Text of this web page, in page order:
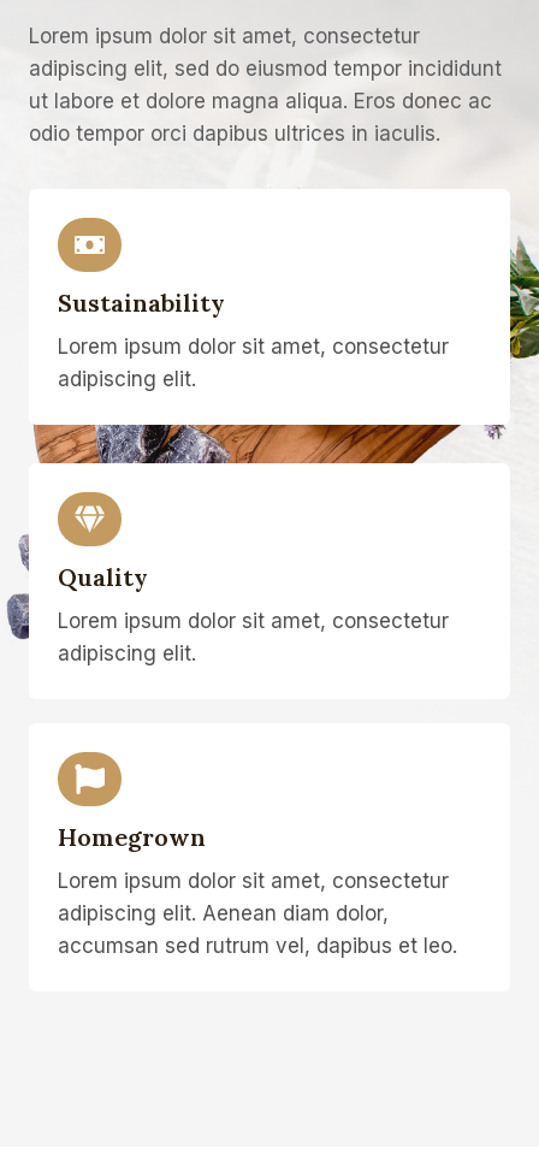
Lorem ipsum dolor sit amet, consectetur
adipiscing elit, sed do eiusmod tempor incididunt
ut labore et dolore magna aliqua. Eros donec ac
odio tempor orci dapibus ultrices in iaculis.
Sustainability
Lorem ipsum dolor sit amet, consectetur
adipiscing elit.
Quality
Lorem ipsum dolor sit amet, consectetur
adipiscing elit.
Homegrown
Lorem ipsum dolor sit amet, consectetur
adipiscing elit. Aenean diam dolor,
accumsan sed rutrum vel, dapibus et leo.